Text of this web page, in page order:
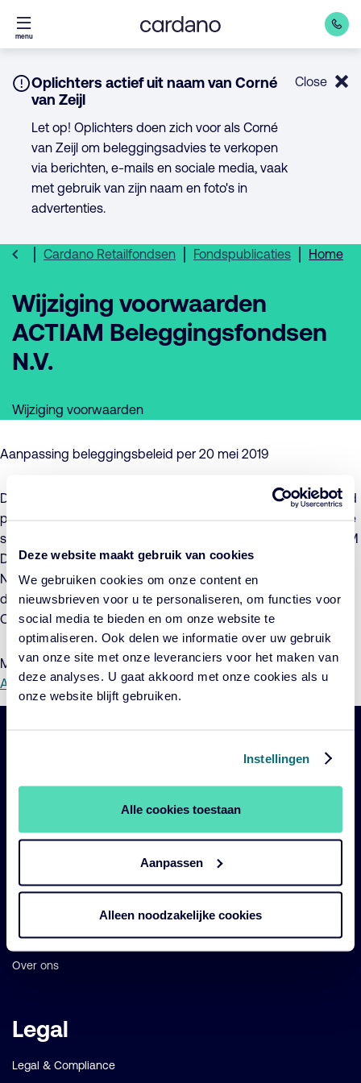
Deze website maakt gebruik van cookies
We gebruiken cookies om onze content en
nieuwsbrieven voor u te personaliseren, om functies voor
social media te bieden en om onze website te
optimaliseren. Ook delen we informatie over uw gebruik
van onze site met onze leveranciers voor het maken van
deze analyses. U gaat akkoord met onze cookies als u
onze website blijft gebruiken.
Instellingen
Alle cookies toestaan
Aanpassen
Alleen noodzakelijke cookies
Direct
naar
menu
Notice:
Oplichters actief uit naam van Corné
van Zeijl
Let op! Oplichters doen zich voor als Corné
van Zeijl om beleggingsadvies te verkopen
via berichten, e-mails en sociale media, vaak
met gebruik van zijn naam en foto's in
advertenties.
Close
Home
Fondspublicaties
Cardano Retailfondsen
Wijziging voorwaarden
ACTIAM Beleggingsfondsen
N.V.
Wijziging voorwaarden
Aanpassing beleggingsbeleid per 20 mei 2019
De wijziging betreft een aanpassing van het beleggingsbeleid
per 20 mei 2019 van Euro Obligatiepool en betreft derhalve de
sub-fondsen ACTIAM Duurzaam Euro Obligatiefonds, ACTIAM
Duurzaam Mixfonds Defensief, ACTIAM Duurzaam Mixfonds
Neutraal en ACTIAM Duurzaam Mixfonds Offensief, omdat
deze fondsen (een deel van) hun middelen beleggen in Euro
Obligatiepool.
Meer informatie hierover staat in deToelichting (pdf)en het
Addendum (pdf).
links
Diensten
Perspectives
Over ons
Legal
Legal & Compliance